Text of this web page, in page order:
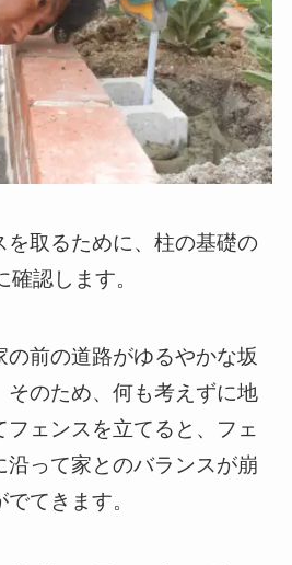
を取るために、柱の基礎の
認します。
の前の道路がゆるやかな坂
そのため、何も考えずに地
ェンスを立てると、フェ
沿って家とのバランスが崩
てきます。